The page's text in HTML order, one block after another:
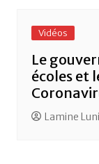
Vidéos
Le
écoles et
Lamine